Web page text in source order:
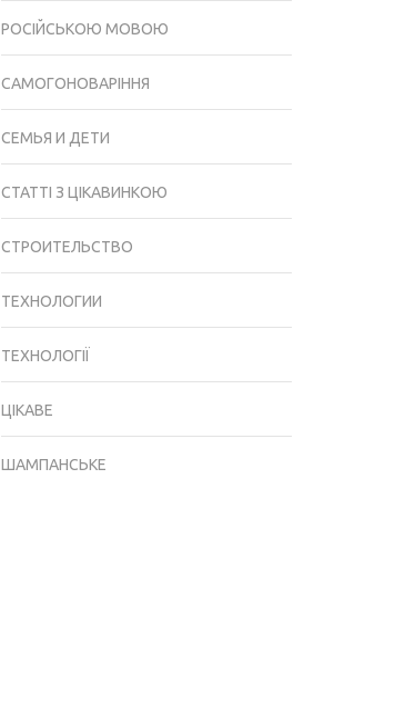
РОСІЙСЬКОЮ МОВОЮ
САМОГОНОВАРІННЯ
СЕМЬЯ И ДЕТИ
СТАТТІ З ЦІКАВИНКОЮ
СТРОИТЕЛЬСТВО
ТЕХНОЛОГИИ
ТЕХНОЛОГІЇ
ЦІКАВЕ
ШАМПАНСЬКЕ